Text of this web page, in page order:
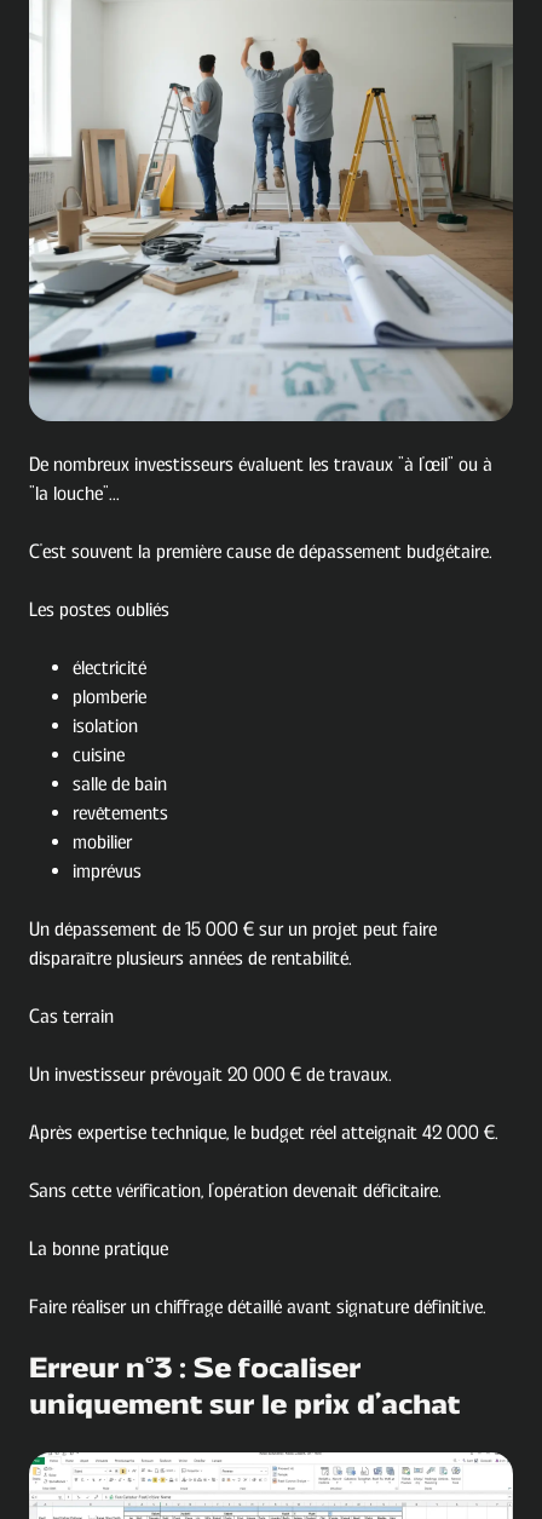
De nombreux investisseurs évaluent les travaux "à l'œil" ou à
"la louche"...
C'est souvent la première cause de dépassement budgétaire.
Les postes oubliés
électricité
plomberie
isolation
cuisine
salle de bain
revêtements
mobilier
imprévus
Un dépassement de 15 000 € sur un projet peut faire
disparaître plusieurs années de rentabilité.
Cas terrain
Un investisseur prévoyait 20 000 € de travaux.
Après expertise technique, le budget réel atteignait 42 000 €.
Sans cette vérification, l'opération devenait déficitaire.
La bonne pratique
Faire réaliser un chiffrage détaillé avant signature définitive.
Erreur n°3 : Se focaliser
uniquement sur le prix d'achat